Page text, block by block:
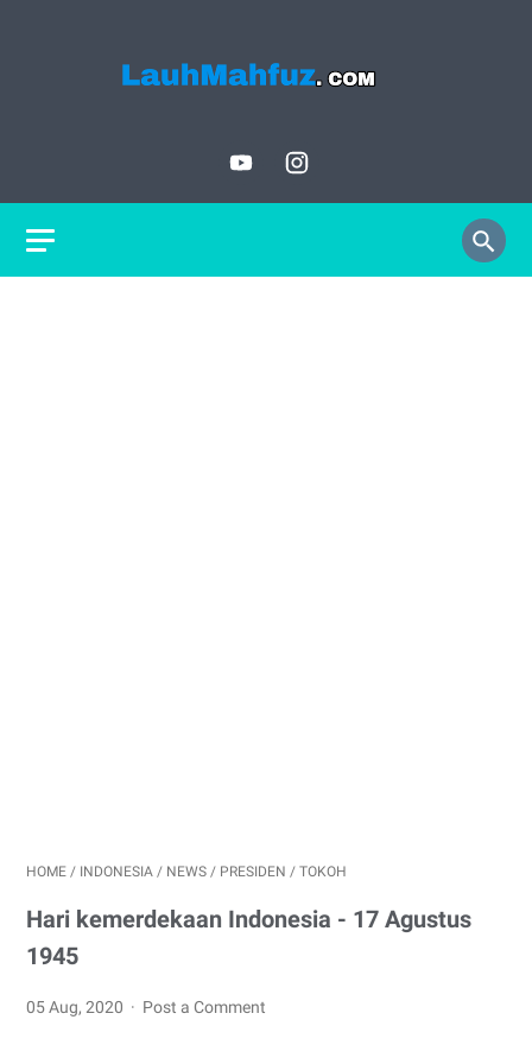
HOME / INDONESIA / NEWS / PRESIDEN / TOKOH
Hari kemerdekaan Indonesia - 17 Agustus
1945
05 Aug, 2020 Post a Comment